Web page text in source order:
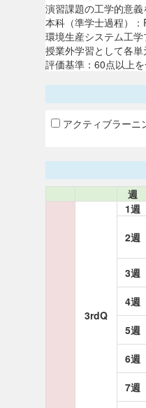
演習課題の工学的意
本科（準学士過程）
環境生産システム工
授業外学習として各
評価基準：60点以上
アクティブラーニ
週
3rdQ
1週
2週
3週
4週
5週
6週
7週